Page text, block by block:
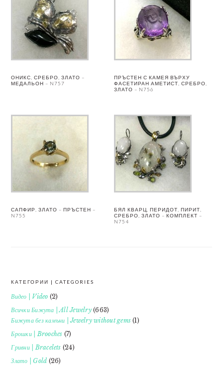
ОНИКС, СРЕБРО, ЗЛАТО –
МЕДАЛЬОН – N757
ПРЪСТЕН С КАМЕЯ ВЪРХУ
ФАСЕТИРАН АМЕТИСТ, СРЕБРО,
ЗЛАТО – N756
САПФИР, ЗЛАТО – ПРЪСТЕН –
N755
БЯЛ КВАРЦ, ПЕРИДОТ, ПИРИТ,
СРЕБРО, ЗЛАТО – КОМПЛЕКТ –
N754
FOOTER
КАТЕГОРИИ | CATEGORIES
Видео | Video (2)
Всички Бижута | All Jewelry(663)
Бижута без камъни | Jewelry without gems (1)
Брошки | Brooches (7)
Гривни | Bracelets (24)
Злато | Gold (26)